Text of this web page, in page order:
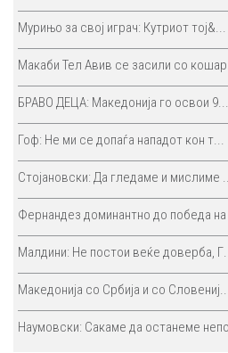
Мурињо за свој играч: Кутриот тој&...
Макаби Тел Авив се засили со
БРАВО ДЕЦА: Македонија го освои
Гоф: Не ми се допаѓа нападот кон т...
Стојановски: Да гледаме и мислиме
Фернандез доминантно до победа на
Малдини: Не постои веќе доверба,
Македонија со Србија и со Словениј...
Наумовски: Сакаме да останеме